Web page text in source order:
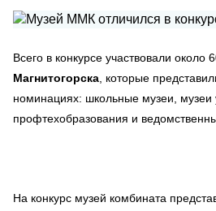
Всего в конкурсе участвовали около
Магнитогорска , которые
номинациях: школьные музеи,
профтехобразования и
На конкурс музей комбината